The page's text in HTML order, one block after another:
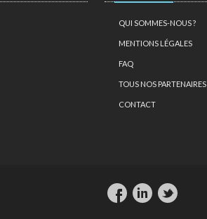
QUI SOMMES-NOUS ?
MENTIONS LÉGALES
FAQ
TOUS NOS PARTENAIRES
CONTACT